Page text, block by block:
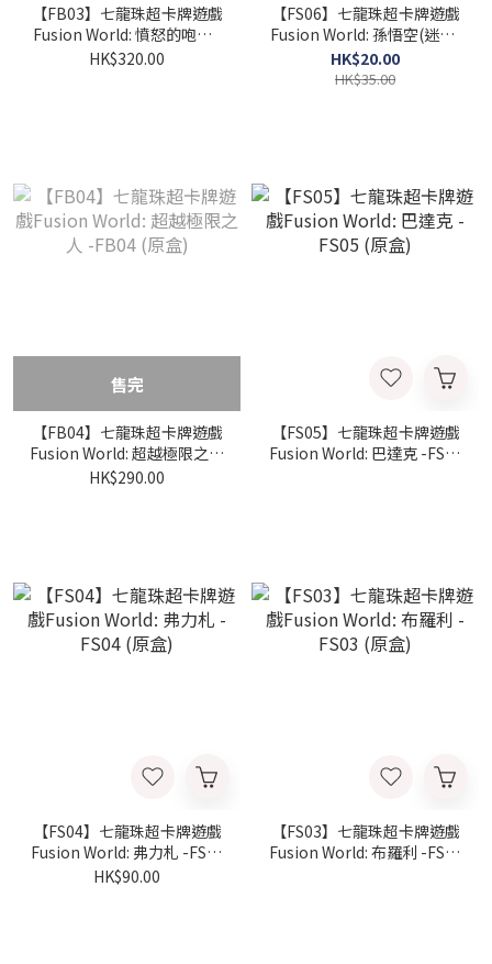
【FB03】七龍珠超卡牌遊戲
Fusion World: 憤怒的咆哮 -
FB03 (原盒)
HK$320.00
【FS06】七龍珠超卡牌遊戲
Fusion World: 孫悟空(迷你)
-FS06 (原盒)
HK$20.00
HK$35.00
售完
【FB04】七龍珠超卡牌遊戲
Fusion World: 超越極限之人
-FB04 (原盒)
HK$290.00
【FS05】七龍珠超卡牌遊戲
Fusion World: 巴達克 -FS05
【FS04】七龍珠超卡牌遊戲
Fusion World: 弗力札 -FS04
(原盒)
HK$90.00
【FS03】七龍珠超卡牌遊戲
Fusion World: 布羅利 -FS03